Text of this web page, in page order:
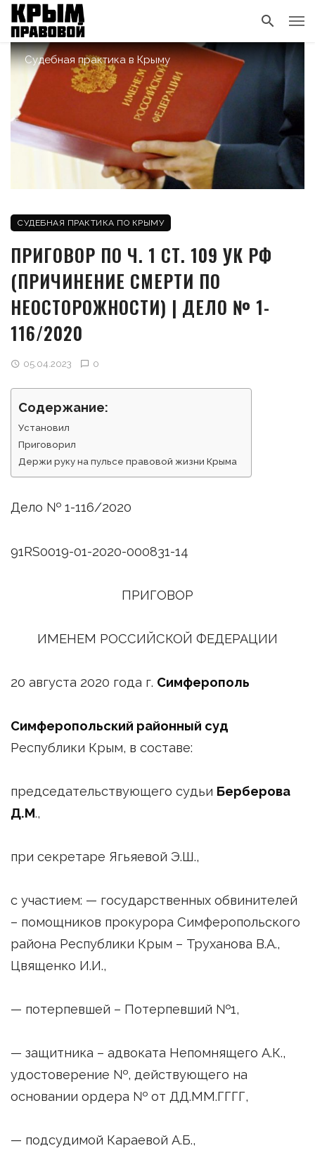
Судебная практика в Крыму
СУДЕБНАЯ ПРАКТИКА ПО КРЫМУ
ПРИГОВОР ПО Ч. 1 СТ. 109 УК РФ
(ПРИЧИНЕНИЕ СМЕРТИ ПО
НЕОСТОРОЖНОСТИ) | ДЕЛО № 1-
116/2020
05.04.2023 0
Содержание:
Установил
Приговорил
Держи руку на пульсе правовой жизни Крыма
Дело № 1-116/2020
91RS0019-01-2020-000831-14
ПРИГОВОР
ИМЕНЕМ РОССИЙСКОЙ ФЕДЕРАЦИИ
20 августа 2020 года г. Симферополь
Симферопольский районный суд
Республики Крым, в составе:
председательствующего судьи Берберова
Д.М.,
при секретаре Ягьяевой Э.Ш.,
с участием: — государственных обвинителей
– помощников прокурора Симферопольского
района Республики Крым – Труханова В.А.,
Цвященко И.И.,
— потерпевшей – Потерпевший №1,
— защитника – адвоката Непомнящего А.К.,
удостоверение №, действующего на
основании ордера № от ДД.ММ.ГГГГ,
— подсудимой Караевой А.Б.,